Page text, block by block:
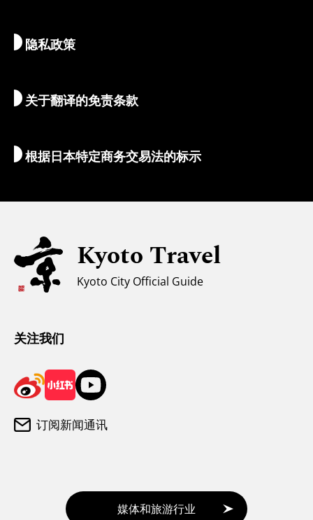
清晨与夜间观光
住宿推荐
地图和工具
翻译导游
外币兑换/税金
无障碍旅游
穆斯林友好环境
气候和服装
隐私政策
关于翻译的免责条款
根据日本特定商务交易法的标示
Kyoto Travel
Kyoto City Official Guide
关注我们
订阅新闻通讯
媒体和旅游行业